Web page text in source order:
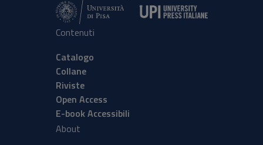
Contenuti
Catalogo
Collane
Riviste
Open Access
E-book Accessibili
About